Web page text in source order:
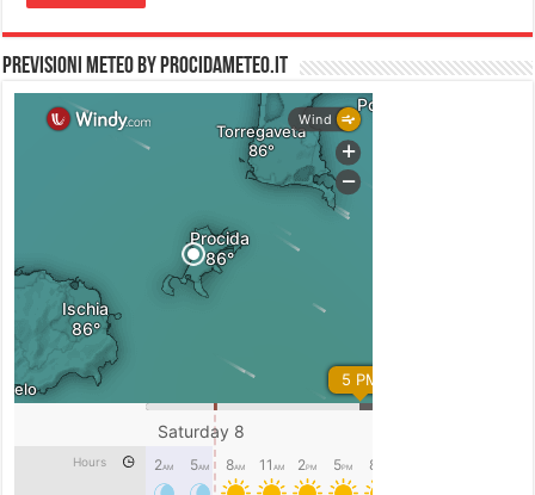
PREVISIONI METEO by PROCIDAMETEO.IT